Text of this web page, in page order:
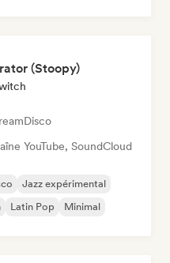
(Stoopy)
Disco
YouTube, SoundCloud
Jazz expérimental
Latin Pop Minimal